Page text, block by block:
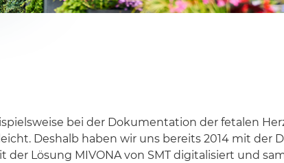
bei der Dokumentation der fetalen
Deshalb haben wir uns bereits 2014 mit der
der Lösung MIVONA von SMT digitalisiert und